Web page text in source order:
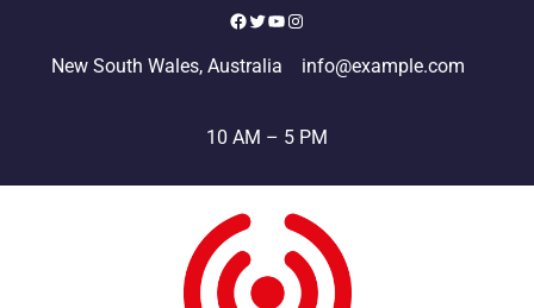
容
Facebook
X YouTube
Instagram
New South Wales, Australia info@example.com
10 AM – 5 PM